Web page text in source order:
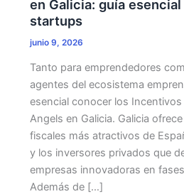
en Galicia: guía
startups
junio 9, 2026
Tanto para emprendedores
agentes del ecosistema
esencial conocer los
Angels en Galicia. Galicia
fiscales más atractivos de
y los inversores privados que
empresas innovadoras en
Además de […]